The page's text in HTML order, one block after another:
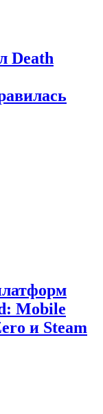
Death
Mobile
и Steam